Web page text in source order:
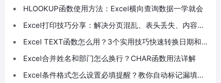
HLOOKUP函数使用方法：Excel横向查询数据一学就会
Excel打印技巧分享：解决分页混乱、表头丢失、内容截
Excel TEXT函数怎么用？3个实用技巧快速转换日期和数
Excel合并姓名和部门怎么换行？CHAR函数用法详解
Excel条件格式怎么设置必填提醒？教你自动标记漏填数